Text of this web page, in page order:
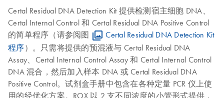
Certal Residual DNA Detection Kit 提供检测宿主细胞 DNA、
Certal Internal Control 和 Certal Residual DNA Positive Control
的简单程序（请参阅图
Certal Residual DNA Detection Kit
程序）。只需将提供的预混液与 Certal Residual DNA
Assay、Certal Internal Control Assay 和 Certal Internal Control
DNA 混合，然后加入样本 DNA 或 Certal Residual DNA
Positive Control。试剂盒手册中包含在各种定量 PCR 仪上使
用的经优化方案。ROX 以 2 支不同浓度的小管形式提供，